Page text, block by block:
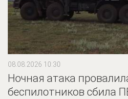
08.08.2026 10:30
Ночная атака
беспилотников сбила